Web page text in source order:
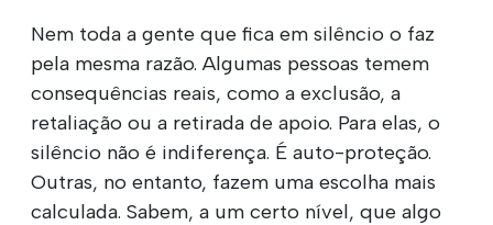
Nem toda a gente que fica em silêncio o faz
pela mesma razão. Algumas pessoas temem
consequências reais, como a exclusão, a
retaliação ou a retirada de apoio. Para elas, o
silêncio não é indiferença. É auto-proteção.
Outras, no entanto, fazem uma escolha mais
calculada. Sabem, a um certo nível, que algo